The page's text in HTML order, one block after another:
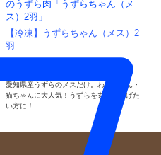
【冷凍】うずらちゃん（メス）2
羽
愛知県産うずらのメスだけ。わんちゃん・
猫ちゃんに大人気！うずらを丸ごとあげた
い方に！